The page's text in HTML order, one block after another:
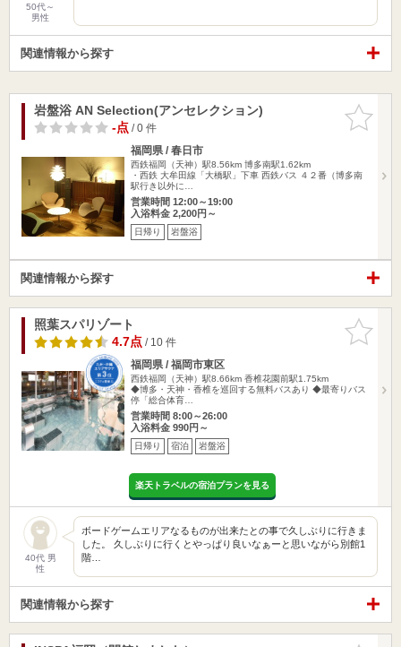
50代～
男性
関連情報から探す
お気に入
りに追加
岩盤浴 AN Selection(アンセレクション)
-点/ 0 件
福岡県 / 春日市
西鉄福岡（天神）駅8.56km 博多南駅1.62km
・西鉄 大牟田線「大橋駅」下車 西鉄バス ４２番（博多南
駅行き以外に…
営業時間 12:00～19:00
入浴料金 2,200円～
日帰り 岩盤浴
関連情報から探す
お気に入
りに追加
照葉スパリゾート
4.7点/ 10 件
福岡県 / 福岡市東区
西鉄福岡（天神）駅8.66km 香椎花園前駅1.75km
◆博多・天神・香椎を巡回する無料バスあり ◆最寄りバス
停「総合体育…
営業時間 8:00～26:00
入浴料金 990円～
日帰り 宿泊 岩盤浴
楽天トラベルの宿泊プランを見る
40代 男
性
ボードゲームエリアなるものが出来たとの事で久しぶりに行きま
した。 久しぶりに行くとやっぱり良いなぁーと思いながら別館1
階…
関連情報から探す